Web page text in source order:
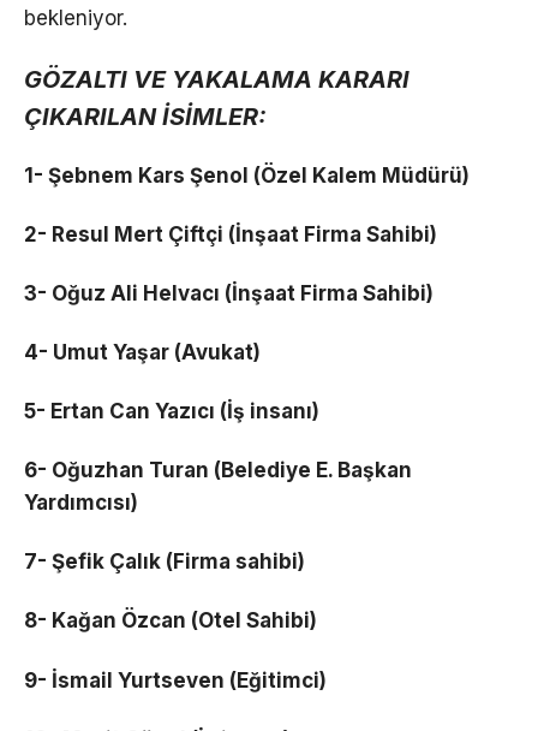
bekleniyor.
GÖZALTI VE YAKALAMA KARARI
ÇIKARILAN İSİMLER:
1- Şebnem Kars Şenol (Özel Kalem Müdürü)
2- Resul Mert Çiftçi (İnşaat Firma Sahibi)
3- Oğuz Ali Helvacı (İnşaat Firma Sahibi)
4- Umut Yaşar (Avukat)
5- Ertan Can Yazıcı (İş insanı)
6- Oğuzhan Turan (Belediye E. Başkan
Yardımcısı)
7- Şefik Çalık (Firma sahibi)
8- Kağan Özcan (Otel Sahibi)
9- İsmail Yurtseven (Eğitimci)